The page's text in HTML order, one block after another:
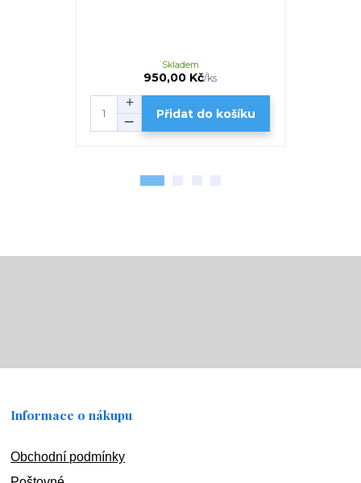
950,00 Kč/ks
Skladem
Přidat do košíku
Informace o nákupu
Obchodní podmínky